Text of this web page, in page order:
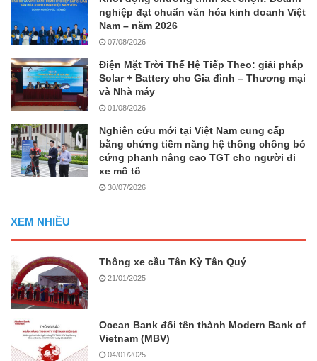
nghiệp đạt chuẩn văn hóa kinh doanh Việt
Nam – năm 2026
07/08/2026
Điện Mặt Trời Thế Hệ Tiếp Theo: giải pháp
Solar + Battery cho Gia đình – Thương mại
và Nhà máy
01/08/2026
Nghiên cứu mới tại Việt Nam cung cấp
bằng chứng tiềm năng hệ thống chống bó
cứng phanh nâng cao TGT cho người đi
xe mô tô
30/07/2026
XEM NHIỀU
Thông xe cầu Tân Kỳ Tân Quý
21/01/2025
Ocean Bank đổi tên thành Modern Bank of
Vietnam (MBV)
04/01/2025